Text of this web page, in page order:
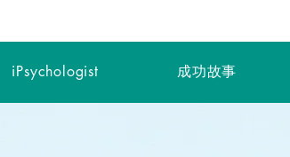
iPsychologist 成功故事